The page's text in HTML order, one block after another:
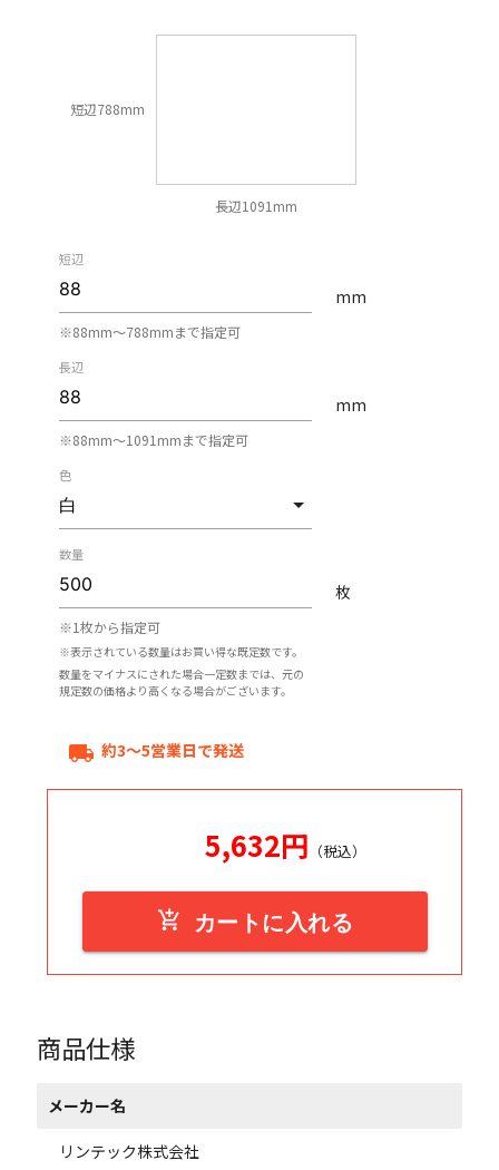
短辺788mm
長辺1091mm
短辺
※88mm〜788mmまで指定可
mm
長辺
※88mm〜1091mmまで指定可
mm
色
数量
※1枚から指定可
※表示されている数量はお買い得な既定数です。
数量をマイナスにされた場合一定数までは、元の
規定数の価格より高くなる場合がございます。
枚
local_shipping 約3～5営業日で発送
5,632円 （税込）
add_shopping_cart カートに入れる
商品仕様
メーカー名
リンテック株式会社